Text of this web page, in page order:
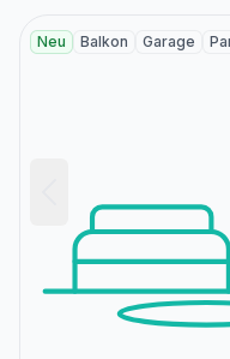
Neu Balkon Garage